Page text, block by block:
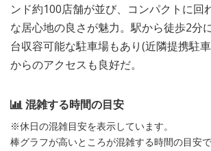
ンド約100店舗が並び、コンパクトに回
な居心地の良さが魅力。駅から徒歩2分
台収容可能な駐車場もあり(近隣提携駐
からのアクセスも良好だ。
混雑する時間の目安
※休日の混雑目安を表示しています。
棒グラフが高いところが混雑する時間の目安で